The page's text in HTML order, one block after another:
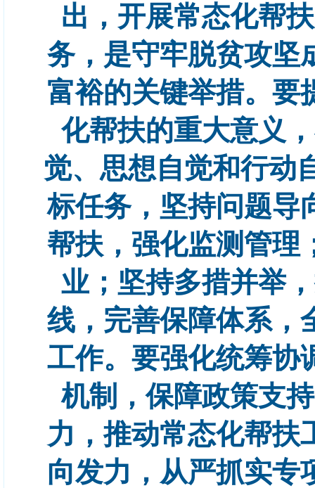
出，开展常态化帮
务，是守牢脱贫攻坚
富裕的关键举措。要
化帮扶的重大意义
觉、思想自觉和行动
标任务，坚持问题导
帮扶，强化监测管理
业；坚持多措并举
线，完善保障体系，
工作。要强化统筹协
机制，保障政策支
力，推动常态化帮扶
向发力，从严抓实专